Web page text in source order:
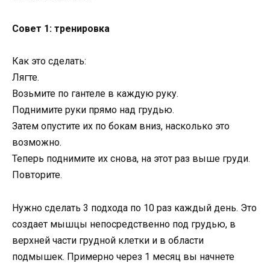
Совет 1: тренировка
Как это сделать:
Лягте.
Возьмите по гантеле в каждую руку.
Поднимите руки прямо над грудью.
Затем опустите их по бокам вниз, насколько это
возможно.
Теперь поднимите их снова, на этот раз выше груди.
Повторите.
Нужно сделать 3 подхода по 10 раз каждый день. Это
создает мышцы непосредственно под грудью, в
верхней части грудной клетки и в области
подмышек. Примерно через 1 месяц вы начнете